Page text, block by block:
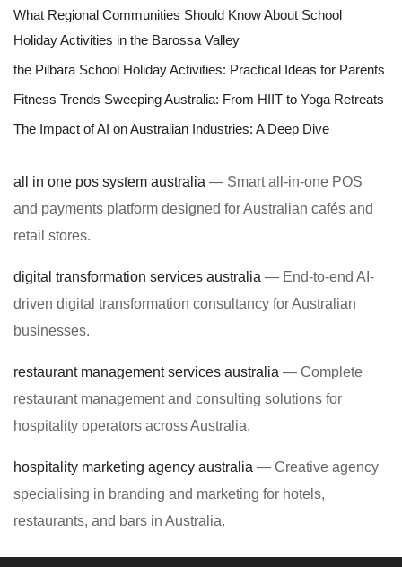
What Regional Communities Should Know About School
Holiday Activities in the Barossa Valley
the Pilbara School Holiday Activities: Practical Ideas for Parents
Fitness Trends Sweeping Australia: From HIIT to Yoga Retreats
The Impact of AI on Australian Industries: A Deep Dive
all in one pos system australia — Smart all-in-one POS
and payments platform designed for Australian cafés and
retail stores.
digital transformation services australia — End-to-end AI-
driven digital transformation consultancy for Australian
businesses.
restaurant management services australia — Complete
restaurant management and consulting solutions for
hospitality operators across Australia.
hospitality marketing agency australia — Creative agency
specialising in branding and marketing for hotels,
restaurants, and bars in Australia.